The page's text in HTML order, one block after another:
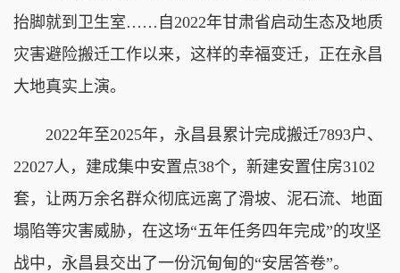
抬脚就到卫生室……自2022年甘肃省启动生态及地质
灾害避险搬迁工作以来，这样的幸福变迁，正在永昌
大地真实上演。
2022年至2025年，永昌县累计完成搬迁7893户、
22027人，建成集中安置点38个，新建安置住房3102
套，让两万余名群众彻底远离了滑坡、泥石流、地面
塌陷等灾害威胁，在这场“五年任务四年完成”的攻坚
战中，永昌县交出了一份沉甸甸的“安居答卷”。